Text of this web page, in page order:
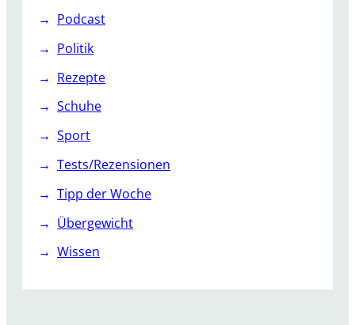
Podcast
Politik
Rezepte
Schuhe
Sport
Tests/Rezensionen
Tipp der Woche
Übergewicht
Wissen